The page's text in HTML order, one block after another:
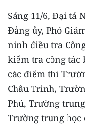
54 DÂN TỘC VIỆT
CHƯƠNG TRÌNH
MỘT SẢN PHẨM
RADIO
MEDIA CENTER
Sáng 11/6, Đại tá
Đảng ủy, Phó
ninh điều tra
kiểm tra công tác
các điểm thi
Châu Trinh,
Phú, Trường
Trường trung học